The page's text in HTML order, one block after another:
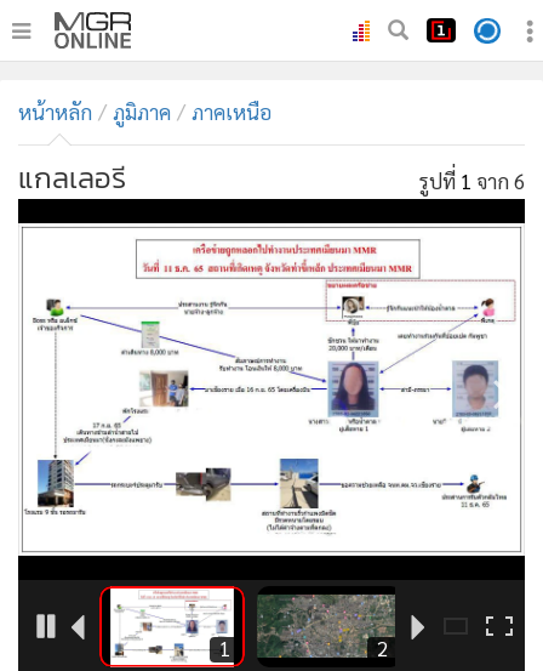
ทันเหตุการณ์
• ภาคใต้
• ภูมิภาค
Online Section
ผู้จัดการรายวัน
คอลัมนิสต์
ละคร
CbizReview
Cyber BIZ
• ผู้จัดกวน
• Green Innovation & SD
Management & HR
MGR Live
หน้าหลัก ภูมิภาค ภาคเหนือ
แกลเลอรี รูปที่ 1 จาก 6
1 2